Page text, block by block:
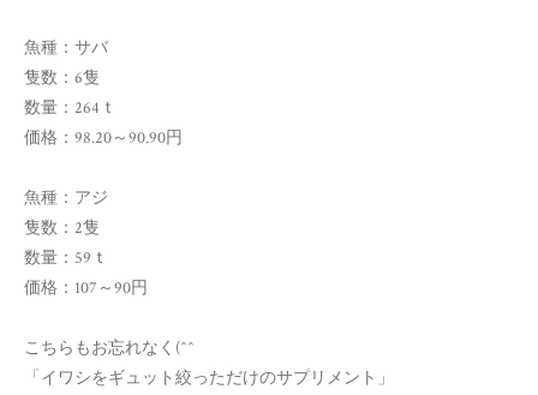
魚種：サバ
隻数：6隻
数量：264ｔ
価格：98.20～90.90円
魚種：アジ
隻数：2隻
数量：59ｔ
価格：107～90円
こちらもお忘れなく(^^ゞ
「イワシをギュット絞っただけのサプリメント」